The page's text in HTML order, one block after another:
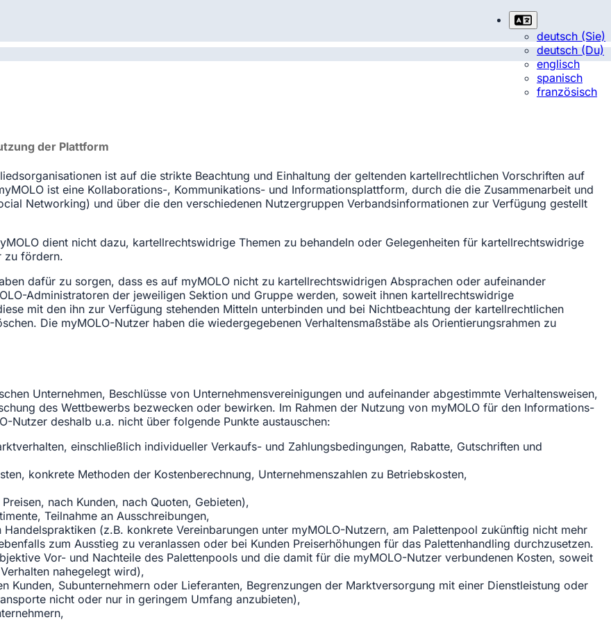
deutsch (Sie)
deutsch (Du)
englisch
spanisch
französisch
der Plattform
ist auf die strikte Beachtung und Einhaltung der geltenden kartellrechtlichen Vorschriften auf
ist eine Kollaborations-, Kommunikations- und Informationsplattform, durch die die Zusammenarbeit und
Networking) und über die den verschiedenen Nutzergruppen Verbandsinformationen zur Verfügung gestellt
dient nicht dazu, kartellrechtswidrige Themen zu behandeln oder Gelegenheiten für kartellrechtswidrige
zu fördern.
dafür zu sorgen, dass es auf myMOLO nicht zu kartellrechtswidrigen Absprachen oder aufeinander
Administratoren der jeweiligen Sektion und Gruppe werden, soweit ihnen kartellrechtswidrige
mit den ihn zur Verfügung stehenden Mitteln unterbinden und bei Nichtbeachtung der kartellrechtlichen
Die myMOLO-Nutzer haben die wiedergegebenen Verhaltensmaßstäbe als Orientierungsrahmen zu
Unternehmen, Beschlüsse von Unternehmensvereinigungen und aufeinander abgestimmte Verhaltensweisen,
des Wettbewerbs bezwecken oder bewirken. Im Rahmen der Nutzung von myMOLO für den Informations-
Nutzer deshalb u.a. nicht über folgende Punkte austauschen:
einschließlich individueller Verkaufs- und Zahlungsbedingungen, Rabatte, Gutschriften und
konkrete Methoden der Kostenberechnung, Unternehmenszahlen zu Betriebskosten,
nach Kunden, nach Quoten, Gebieten),
Teilnahme an Ausschreibungen,
(z.B. konkrete Vereinbarungen unter myMOLO-Nutzern, am Palettenpool zukünftig nicht mehr
zum Ausstieg zu veranlassen oder bei Kunden Preiserhöhungen für das Palettenhandling durchzusetzen.
Vor- und Nachteile des Palettenpools und die damit für die myMOLO-Nutzer verbundenen Kosten, soweit
nahegelegt wird),
Kunden, Subunternehmern oder Lieferanten, Begrenzungen der Marktversorgung mit einer Dienstleistung oder
nicht oder nur in geringem Umfang anzubieten),